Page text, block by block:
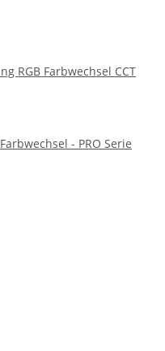
RGB Farbwechsel CCT